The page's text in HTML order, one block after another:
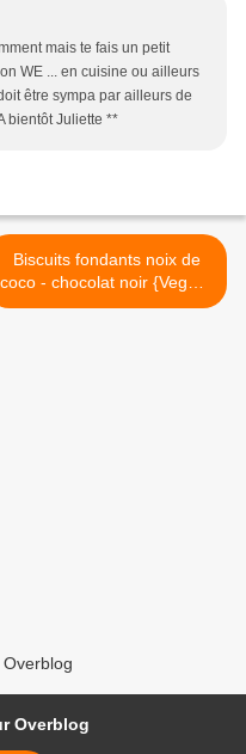
mais te fais un petit
WE ... en cuisine ou ailleurs
être sympa par ailleurs de
bientôt Juliette **
Biscuits fondants noix de
coco - chocolat noir {Vegan}
>
Overblog